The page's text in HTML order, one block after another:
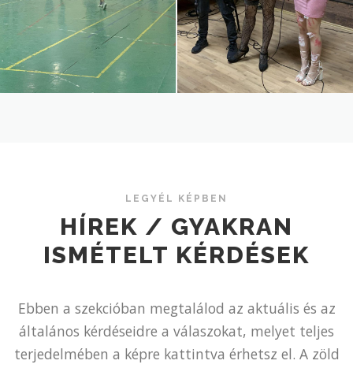
LEGYÉL KÉPBEN
HÍREK / GYAKRAN
ISMÉTELT KÉRDÉSEK
Ebben a szekcióban megtalálod az aktuális és az
általános kérdéseidre a válaszokat, melyet teljes
terjedelmében a képre kattintva érhetsz el. A zöld